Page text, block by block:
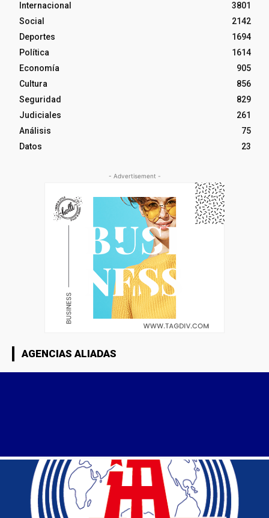
Internacional
3801
Social
2142
Deportes
1694
Política
1614
Economía
905
Cultura
856
Seguridad
829
Judiciales
261
Análisis
75
Datos
23
- Advertisement -
AGENCIAS ALIADAS